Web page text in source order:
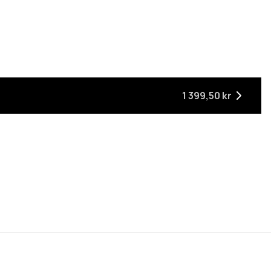
tillbaka i lager
1 399,50 kr